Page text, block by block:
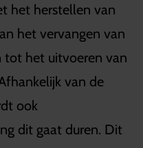
het herstellen van
het vervangen van
tot het uitvoeren van
van de
ook
dit gaat duren. Dit